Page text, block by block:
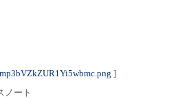
]
ノート